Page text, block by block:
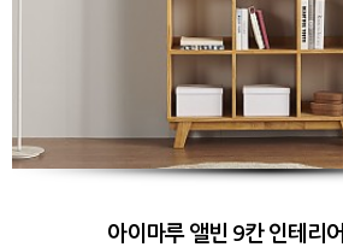
아이마루 앨빈 9칸 인테리